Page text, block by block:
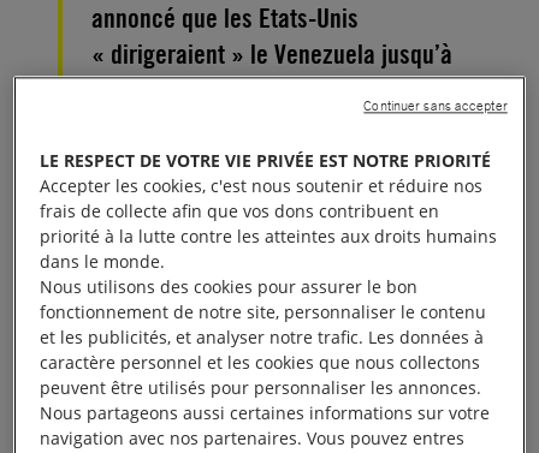
annoncé que les Etats-Unis
« dirigeraient » le Venezuela jusqu’à
risques d’escalade des violations des
droits humains dans le pays. Mais aussi
des répercussions que pourrait avoir
cette nouvelle attaque bafouant l’ordre
international.
L’intervention militaire menée par l’administration
Trump au Venezuela, qui a conduit à la capture
de Nicolás Maduro et Cilia Flores, soulève de graves
LE RESPECT DE VOTRE VIE PRIVÉE EST NOTRE PRIORITÉ
Accepter les cookies, c'est nous soutenir et réduire nos
frais de collecte afin que vos dons contribuent en
priorité à la lutte contre les atteintes aux droits humains
dans le monde.
Nous utilisons des cookies pour assurer le bon
fonctionnement de notre site, personnaliser le contenu
et les publicités, et analyser notre trafic. Les données à
caractère personnel et les cookies que nous collectons
peuvent être utilisés pour personnaliser les annonces.
Nous partageons aussi certaines informations sur votre
navigation avec nos partenaires. Vous pouvez entres
Continuer sans accepter